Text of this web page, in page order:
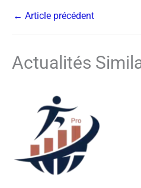
← Article précédent
Actualités